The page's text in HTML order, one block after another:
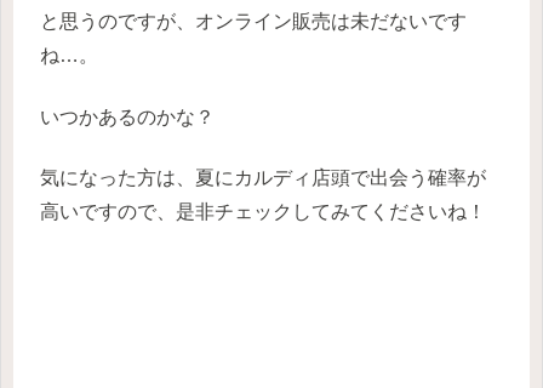
と思うのですが、オンライン販売は未だないです
ね…。
いつかあるのかな？
気になった方は、夏にカルディ店頭で出会う確率が
高いですので、是非チェックしてみてくださいね！